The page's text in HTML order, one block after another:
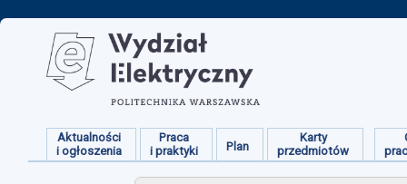
Aktualności
i ogłoszenia
Praca
i praktyki
Plan
Karty
przedmiotów